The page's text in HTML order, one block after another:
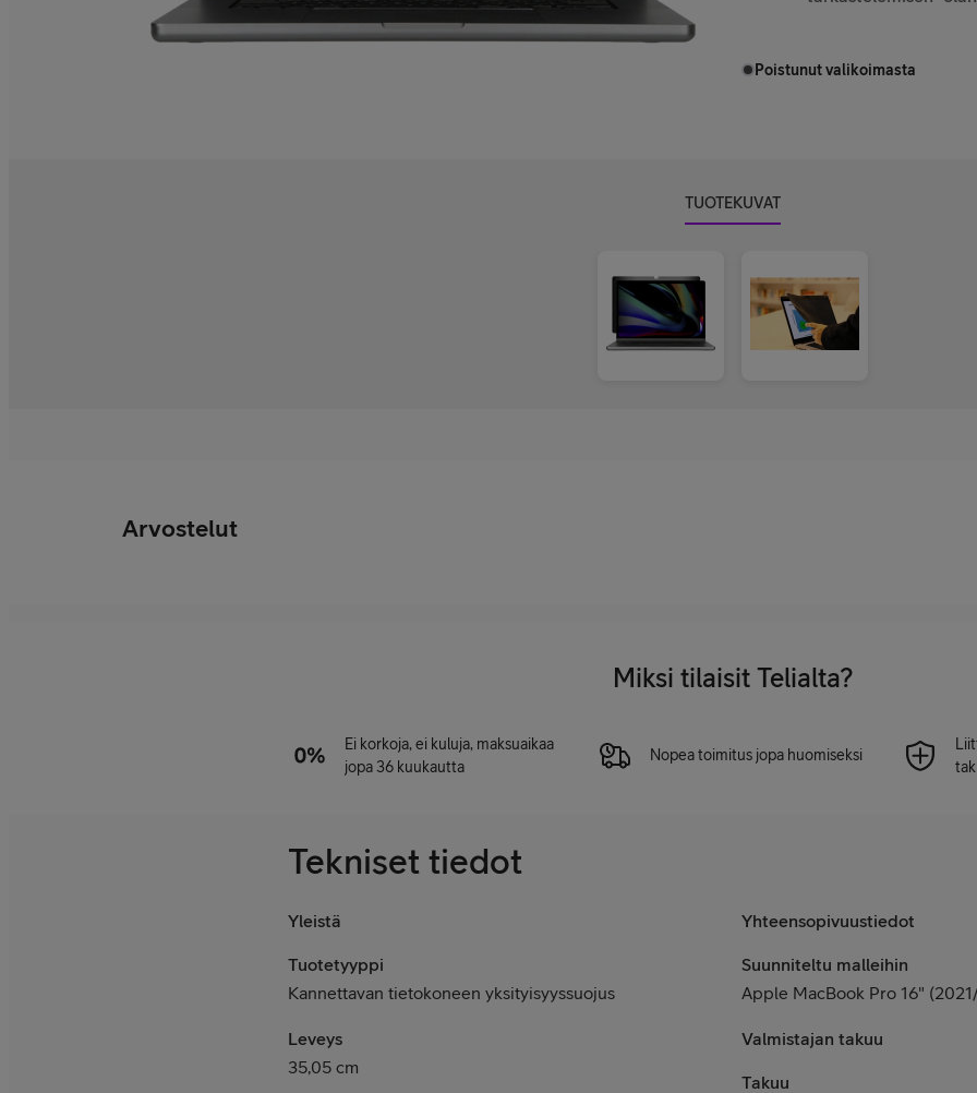
Poistunut valikoimasta
TUOTEKUVAT
Arvostelut
Miksi tilaisit Telialta?
Ei korkoja, ei kuluja, maksuaikaa
jopa 36 kuukautta
Nopea toimitus jopa huomiseksi
Tekniset tiedot
Yleistä
Tuotetyyppi
Kannettavan tietokoneen yksityisyyssuojus
Leveys
35,05 cm
Yhteensopivuustiedot
Suunniteltu malleihin
Apple MacBook Pro 16"
Valmistajan takuu
Takuu